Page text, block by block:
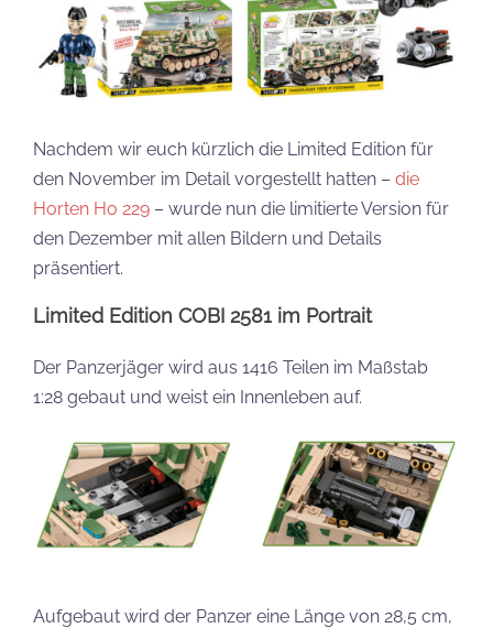
Nachdem wir euch kürzlich die Limited Edition für
den November im Detail vorgestellt hatten – die
Horten Ho 229 – wurde nun die limitierte Version für
den Dezember mit allen Bildern und Details
präsentiert.
Limited Edition COBI 2581 im Portrait
Der Panzerjäger wird aus 1416 Teilen im Maßstab
1:28 gebaut und weist ein Innenleben auf.
Aufgebaut wird der Panzer eine Länge von 28,5 cm,